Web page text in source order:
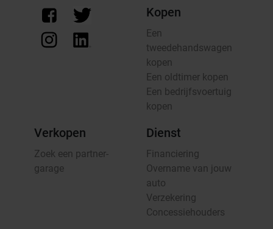
Kopen
Een
tweedehandswagen
kopen
Een oldtimer kopen
Een bedrijfsvoertuig
kopen
Verkopen
Zoek een partner-
garage
Dienst
Financiering
Overname van jouw
auto
Verzekering
Concessiehouders